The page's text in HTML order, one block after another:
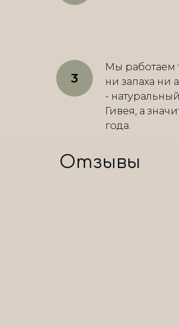
Мы работаем
ни запаха ни
-
Гивея, а
года.
Отзывы